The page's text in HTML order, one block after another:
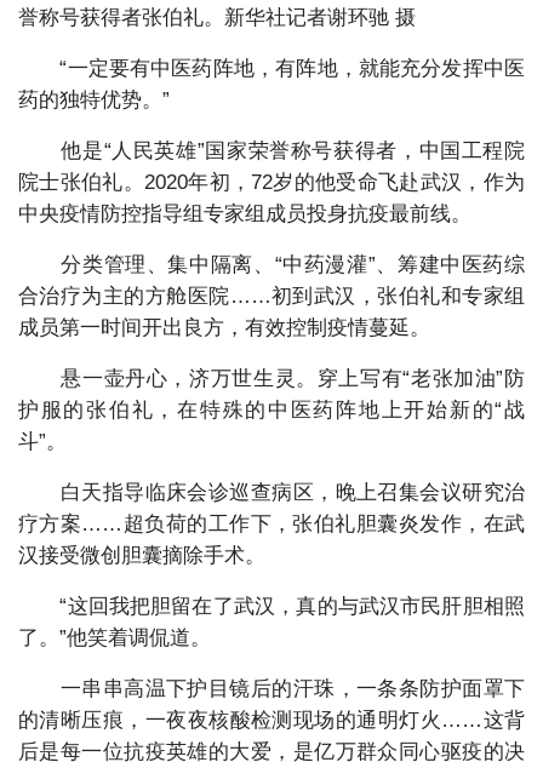
誉称号获得者张伯礼。新华社记者谢环驰 摄
“一定要有中医药阵地，有阵地，就能充分发挥中医
药的独特优势。”
他是“人民英雄”国家荣誉称号获得者，中国工程院
院士张伯礼。2020年初，72岁的他受命飞赴武汉，作为
中央疫情防控指导组专家组成员投身抗疫最前线。
分类管理、集中隔离、“中药漫灌”、筹建中医药综
合治疗为主的方舱医院……初到武汉，张伯礼和专家组
成员第一时间开出良方，有效控制疫情蔓延。
悬一壶丹心，济万世生灵。穿上写有“老张加油”防
护服的张伯礼，在特殊的中医药阵地上开始新的“战
斗”。
白天指导临床会诊巡查病区，晚上召集会议研究治
疗方案……超负荷的工作下，张伯礼胆囊炎发作，在武
汉接受微创胆囊摘除手术。
“这回我把胆留在了武汉，真的与武汉市民肝胆相照
了。”他笑着调侃道。
一串串高温下护目镜后的汗珠，一条条防护面罩下
的清晰压痕，一夜夜核酸检测现场的通明灯火……这背
后是每一位抗疫英雄的大爱，是亿万群众同心驱疫的决